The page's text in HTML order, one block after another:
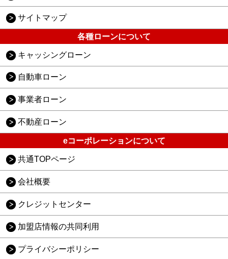
サイトマップ
各種ローンについて
キャッシングローン
自動車ローン
事業者ローン
不動産ローン
eコーポレーションについて
共通TOPページ
会社概要
クレジットセンター
加盟店情報の共同利用
プライバシーポリシー